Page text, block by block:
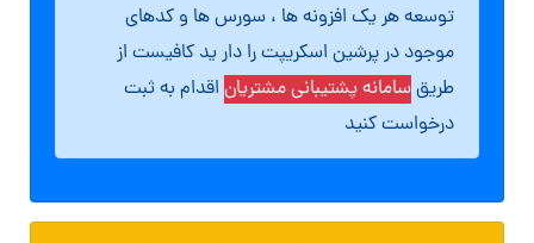
توسعه هر یک افزونه ها ، سورس ها و کدهای
موجود در پرشین اسکریپت را دار ید کافیست از
طریقسامانه پشتیبانی مشتریان اقدام به ثبت
درخواست کنید